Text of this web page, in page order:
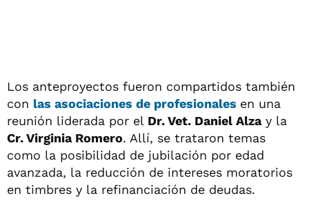
Los anteproyectos fueron compartidos también
con las asociaciones de profesionales en una
reunión liderada por el Dr. Vet. Daniel Alzay la
Cr. Virginia Romero. Allí, se trataron temas
como la posibilidad de jubilación por edad
avanzada, la reducción de intereses moratorios
en timbres y la refinanciación de deudas.